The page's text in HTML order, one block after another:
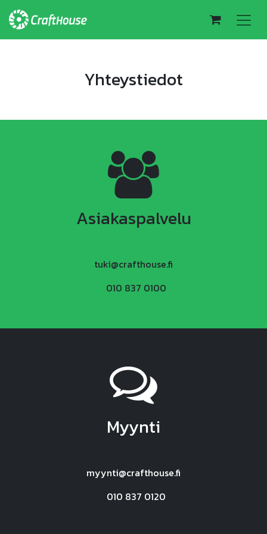
Yhteystiedot
Asiakaspalvelu
tuki@crafthouse.fi
010 837 0100
Myynti
myynti@crafthouse.fi
010 837 0120